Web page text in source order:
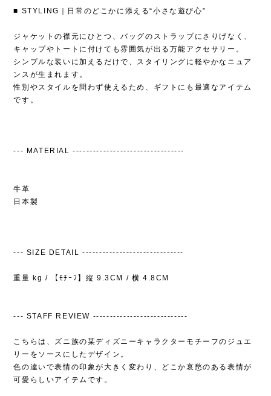
■ STYLING｜日常のどこかに添える“小さな遊び心”
ジャケットの襟元にひとつ、バッグのストラップにさりげなく、
キャップやトートに付けても雰囲気が出る万能アクセサリー。
シンプルな装いに加えるだけで、スタイリングに軽やかなニュア
ンスが生まれます。
性別やスタイルを問わず使えるため、ギフトにも最適なアイテム
です。
--- MATERIAL ---------------------------------
牛革
日本製
--- SIZE DETAIL ------------------------------
重量 kg / 【ﾓﾁｰﾌ】縦 9.3CM / 横 4.8CM
--- STAFF REVIEW ----------------------------
こちらは、ズニ族の某ディズニーキャラクターモチーフのジュエ
リーをソースにしたデザイン。
色の違いで表情の印象が大きく変わり、どこか哀愁のある表情が
可愛らしいアイテムです。